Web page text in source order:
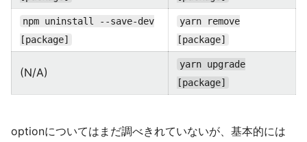
npm uninstall --save-dev
[package]
yarn remove
[package]
(N/A)
yarn upgrade
[package]
optionについてはまだ調べきれていないが、基本的には